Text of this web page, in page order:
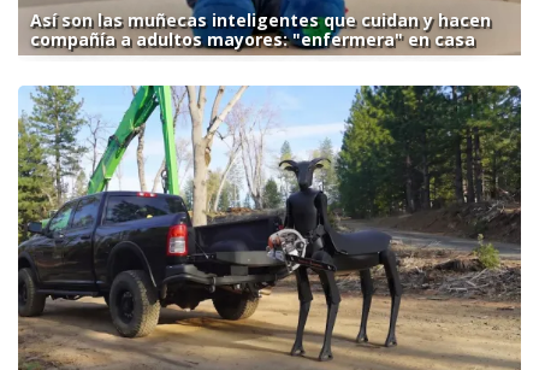
Así son las muñecas inteligentes que cuidan y hacen
compañía a adultos mayores: "enfermera" en casa